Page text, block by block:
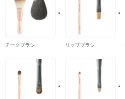
チークブラシ リップブラシ